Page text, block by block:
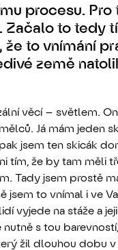
procesu.
Začalo to tedy
to vnímání
země
věcí – světlem.
Já mám jeden
jsem ten skicák
tím, že by tam měli
Tady jsem prostě
jsem to vnímal i ve
vyjede na stáže a
s tou
žil dlouhou dobu